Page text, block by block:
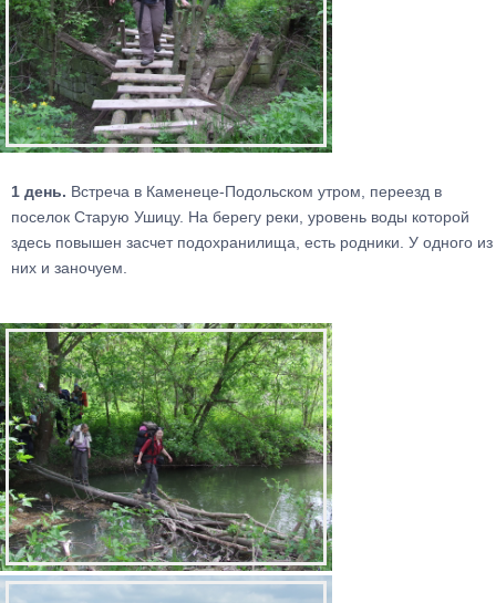
1 день. Встреча в Каменеце-Подольском утром, переезд в
поселок Старую Ушицу. На берегу реки, уровень воды которой
здесь повышен засчет подохранилища, есть родники. У одного из
них и заночуем.